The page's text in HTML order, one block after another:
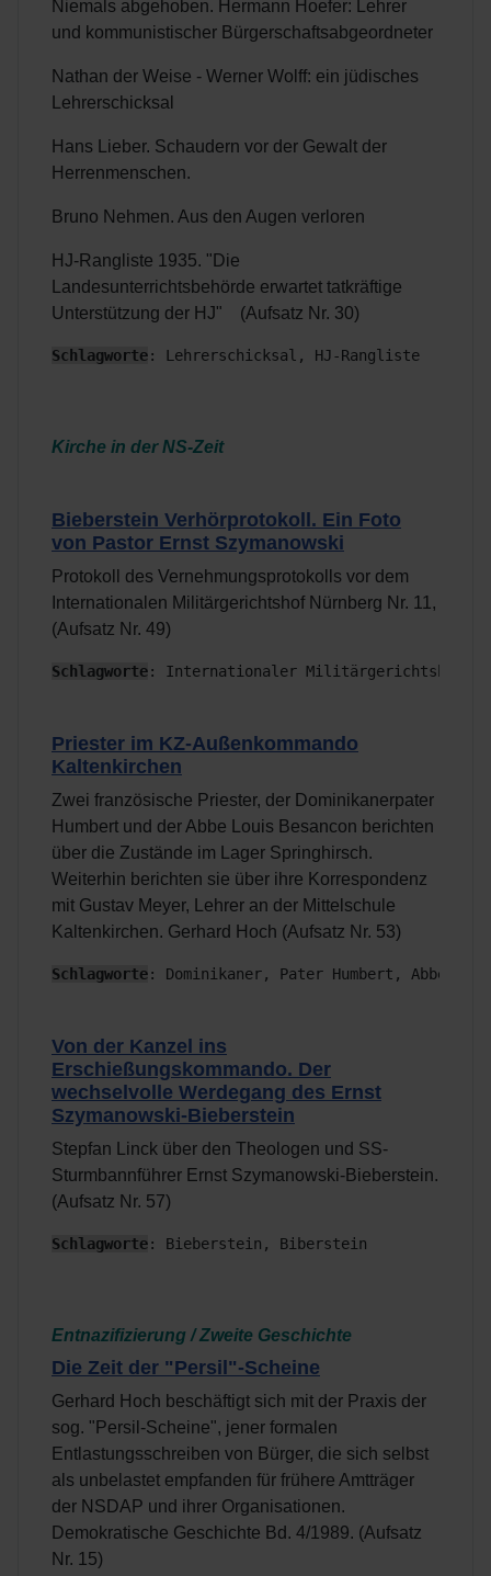
Niemals abgehoben. Hermann Hoefer: Lehrer
und kommunistischer Bürgerschaftsabgeordneter
Nathan der Weise - Werner Wolff: ein jüdisches
Lehrerschicksal
Hans Lieber. Schaudern vor der Gewalt der
Herrenmenschen.
Bruno Nehmen. Aus den Augen verloren
HJ-Rangliste 1935. "Die
Landesunterrichtsbehörde erwartet tatkräftige
Unterstützung der HJ" (Aufsatz Nr. 30)
Schlagworte: Lehrerschicksal, HJ-Rangliste
Kirche in der NS-Zeit
Bieberstein Verhörprotokoll. Ein Foto
von Pastor Ernst Szymanowski
Protokoll des Vernehmungsprotokolls vor dem
Internationalen Militärgerichtshof Nürnberg Nr. 11,
(Aufsatz Nr. 49)
Schlagworte: Internationaler Militärgerichtshof,
Priester im KZ-Außenkommando
Kaltenkirchen
Zwei französische Priester, der Dominikanerpater
Humbert und der Abbe Louis Besancon berichten
über die Zustände im Lager Springhirsch.
Weiterhin berichten sie über ihre Korrespondenz
mit Gustav Meyer, Lehrer an der Mittelschule
Kaltenkirchen. Gerhard Hoch (Aufsatz Nr. 53)
Schlagworte: Dominikaner, Pater Humbert, Abbe
Von der Kanzel ins
Erschießungskommando. Der
wechselvolle Werdegang des Ernst
Szymanowski-Bieberstein
Stepfan Linck über den Theologen und SS-
Sturmbannführer Ernst Szymanowski-Bieberstein.
(Aufsatz Nr. 57)
Schlagworte: Bieberstein, Biberstein
Entnazifizierung / Zweite Geschichte
Die Zeit der "Persil"-Scheine
Gerhard Hoch beschäftigt sich mit der Praxis der
sog. "Persil-Scheine", jener formalen
Entlastungsschreiben von Bürger, die sich selbst
als unbelastet empfanden für frühere Amtträger
der NSDAP und ihrer Organisationen.
Demokratische Geschichte Bd. 4/1989. (Aufsatz
Nr. 15)